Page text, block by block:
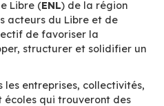
du Logiciel
dumardi 28 juin